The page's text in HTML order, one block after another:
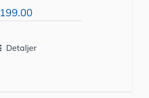
199.00
Detaljer